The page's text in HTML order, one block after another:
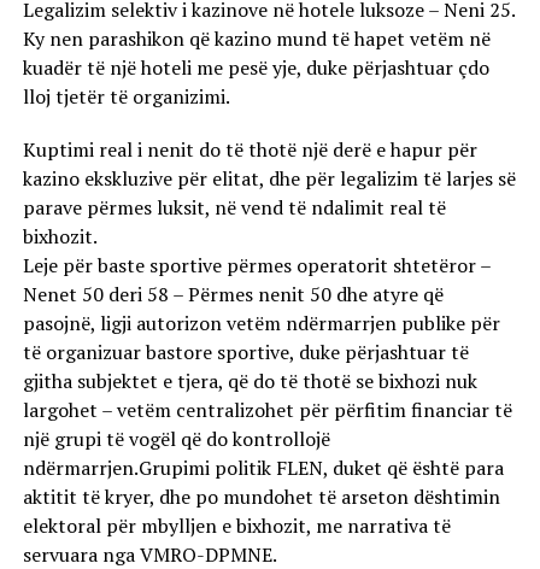
Legalizim selektiv i kazinove në hotele luksoze – Neni 25.
Ky nen parashikon që kazino mund të hapet vetëm në
kuadër të një hoteli me pesë yje, duke përjashtuar çdo
lloj tjetër të organizimi.
Kuptimi real i nenit do të thotë një derë e hapur për
kazino ekskluzive për elitat, dhe për legalizim të larjes së
parave përmes luksit, në vend të ndalimit real të
bixhozit.
Leje për baste sportive përmes operatorit shtetëror –
Nenet 50 deri 58 – Përmes nenit 50 dhe atyre që
pasojnë, ligji autorizon vetëm ndërmarrjen publike për
të organizuar bastore sportive, duke përjashtuar të
gjitha subjektet e tjera, që do të thotë se bixhozi nuk
largohet – vetëm centralizohet për përfitim financiar të
një grupi të vogël që do kontrollojë
ndërmarrjen.Grupimi politik FLEN, duket që është para
aktitit të kryer, dhe po mundohet të arseton dështimin
elektoral për mbylljen e bixhozit, me narrativa të
servuara nga VMRO-DPMNE.